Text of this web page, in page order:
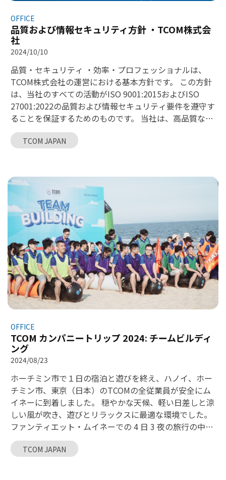
OFFICE
品質および情報セキュリティ方針 ・TCOM株式会
社
2024/10/10
品質・セキュリティ ・効率・プロフェッショナルは、
TCOM株式会社の運営における基本方針です。 この方針
は、当社のすべての活動がISO 9001:2015およびISO
27001:2022の品質および情報セキュリティ要件を遵守す
ることを保証するためのものです。 当社は、高品質なソ
フトウェア製品およびサービスを提供し、情報をリスク
から保護するとともに、顧客の最大限の満足を得ること
TCOM JAPAN
OFFICE
TCOM カンパニートリップ 2024: チームビルディ
ング
2024/08/23
ホーチミン市で１日の宿泊と遊びを終え、ハノイ、ホー
チミン市、東京（日本）のTCOMの全従業員が安全にム
イネーに到着しました。 穏やかな天候、軽い日差しと涼
しい風が吹き、遊びとリラックスに最適な環境でした。
ファンティエット・ムイネーでの 4 日 3 夜の旅行の中
で、チームビルディングはTCOMERSが非常に楽しみにし
ていたアクティビティの一つでした。全4チームは素晴ら
TCOM JAPAN